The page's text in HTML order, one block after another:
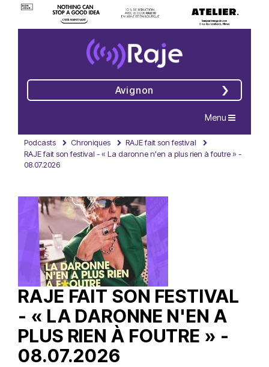
Avignon
Navigation
Menu
Podcasts Chroniques
RAJE fait son festival
RAJE fait son festival - « La daronne n'en a plus rien à foutre » -
08.07.2026
RAJE FAIT SON FESTIVAL
- « LA DARONNE N'EN A
PLUS RIEN À FOUTRE » -
08.07.2026